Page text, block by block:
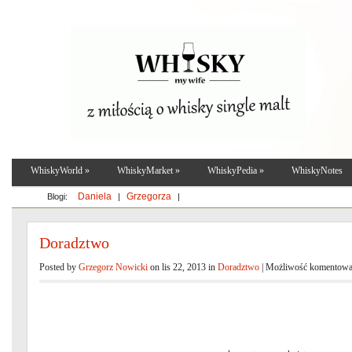
Blogi: Daniela | Grzegorza |
WhiskyWorld » WhiskyMarket » WhiskyPedia » WhiskyNotes
Doradztwo
Posted by Grzegorz Nowicki on lis 22, 2013 in Doradztwo Możliwość